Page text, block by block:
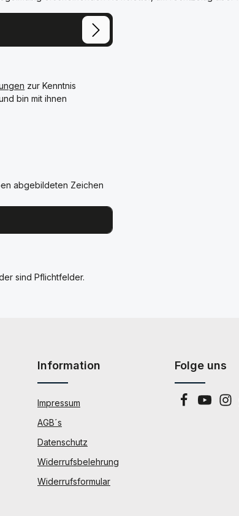
zur Kenntnis
bin mit ihnen
abgebildeten Zeichen
sind Pflichtfelder.
Information
Impressum
AGB´s
Datenschutz
Widerrufsbelehrung
Widerrufsformular
Folge uns